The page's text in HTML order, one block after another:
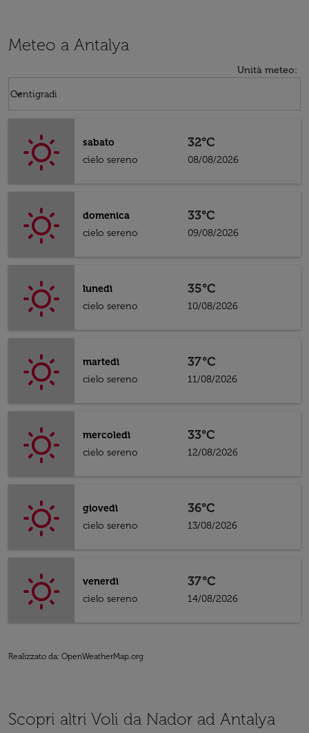
Meteo a Antalya
Unità meteo:
Centigradi
keyboard_arrow_down
sabato
cielo sereno
32°C
08/08/2026
domenica
cielo sereno
33°C
09/08/2026
lunedì
cielo sereno
35°C
10/08/2026
martedì
cielo sereno
37°C
11/08/2026
mercoledì
cielo sereno
33°C
12/08/2026
giovedì
cielo sereno
36°C
13/08/2026
venerdì
cielo sereno
37°C
14/08/2026
Realizzato da: OpenWeatherMap.org
Scopri altri Voli da Nador ad Antalya